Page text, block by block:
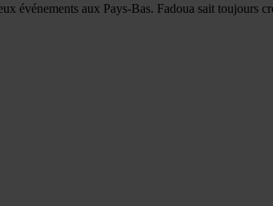
événements aux Pays-Bas. Fadoua sait toujours